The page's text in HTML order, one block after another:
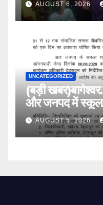
AUGUST 6, 2026
UNCATEGORIZED
(बड़ी
और जनपद में
AUGUST 5, 2026